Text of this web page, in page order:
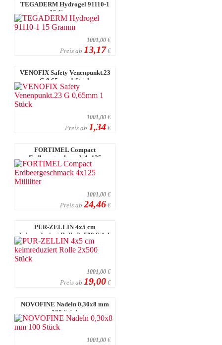
TEGADERM Hydrogel 91110-1
15 Gramm
1001,00 €
Preis ab 13,17 €
VENOFIX Safety Venenpunkt.23
G 0,65mm 1 Stück
1001,00 €
Preis ab 1,34 €
FORTIMEL Compact
Erdbeergeschmack 4x125
Milliliter
1001,00 €
Preis ab 24,46 €
PUR-ZELLIN 4x5 cm
keimreduziert Rolle 2x500 Stück
1001,00 €
Preis ab 19,00 €
NOVOFINE Nadeln 0,30x8 mm
100 Stück
1001,00 €